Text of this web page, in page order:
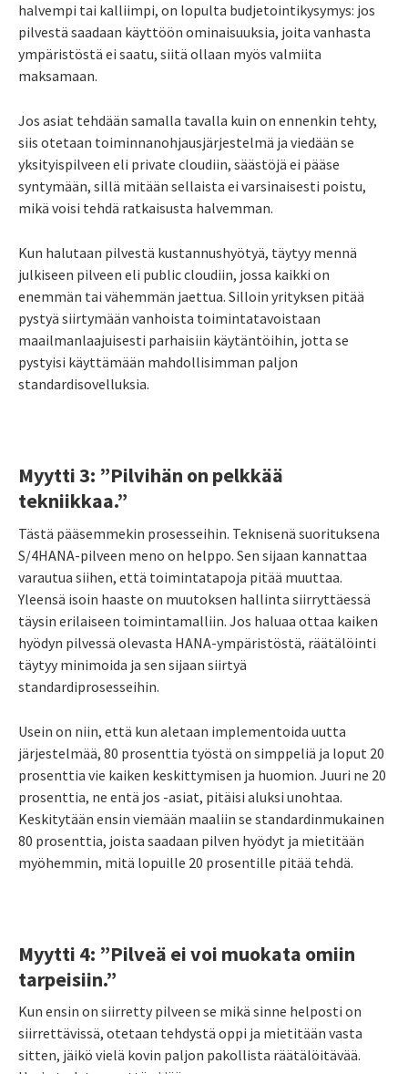
halvempi tai kalliimpi, on lopulta budjetointikysymys: jos
pilvestä saadaan käyttöön ominaisuuksia, joita vanhasta
ympäristöstä ei saatu, siitä ollaan myös valmiita
maksamaan.
Jos asiat tehdään samalla tavalla kuin on ennenkin tehty,
siis otetaan toiminnanohjausjärjestelmä ja viedään se
yksityispilveen eli private cloudiin, säästöjä ei pääse
syntymään, sillä mitään sellaista ei varsinaisesti poistu,
mikä voisi tehdä ratkaisusta halvemman.
Kun halutaan pilvestä kustannushyötyä, täytyy mennä
julkiseen pilveen eli public cloudiin, jossa kaikki on
enemmän tai vähemmän jaettua. Silloin yrityksen pitää
pystyä siirtymään vanhoista toimintatavoistaan
maailmanlaajuisesti parhaisiin käytäntöihin, jotta se
pystyisi käyttämään mahdollisimman paljon
standardisovelluksia.
Myytti 3: ”Pilvihän on pelkkää
tekniikkaa.”
Tästä pääsemmekin prosesseihin. Teknisenä suorituksena
S/4HANA-pilveen meno on helppo. Sen sijaan kannattaa
varautua siihen, että toimintatapoja pitää muuttaa.
Yleensä isoin haaste on muutoksen hallinta siirryttäessä
täysin erilaiseen toimintamalliin. Jos haluaa ottaa kaiken
hyödyn pilvessä olevasta HANA-ympäristöstä, räätälöinti
täytyy minimoida ja sen sijaan siirtyä
standardiprosesseihin.
Usein on niin, että kun aletaan implementoida uutta
järjestelmää, 80 prosenttia työstä on simppeliä ja loput 20
prosenttia vie kaiken keskittymisen ja huomion. Juuri ne 20
prosenttia, ne entä jos -asiat, pitäisi aluksi unohtaa.
Keskitytään ensin viemään maaliin se standardinmukainen
80 prosenttia, joista saadaan pilven hyödyt ja mietitään
myöhemmin, mitä lopuille 20 prosentille pitää tehdä.
Myytti 4: ”Pilveä ei voi muokata omiin
tarpeisiin.”
Kun ensin on siirretty pilveen se mikä sinne helposti on
siirrettävissä, otetaan tehdystä oppi ja mietitään vasta
sitten, jäikö vielä kovin paljon pakollista räätälöitävää.